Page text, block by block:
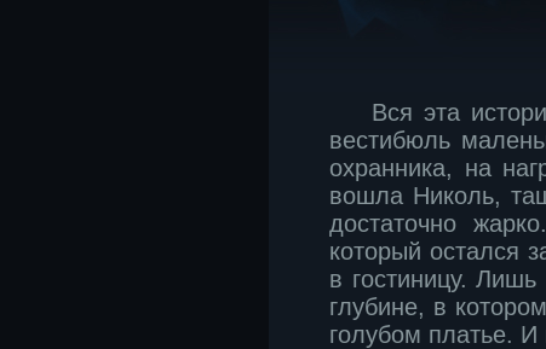
Вся эта
вестибюль
охранника, на
вошла Николь,
достаточно
который остался
в гостиницу.
глубине, в
голубом платье. И